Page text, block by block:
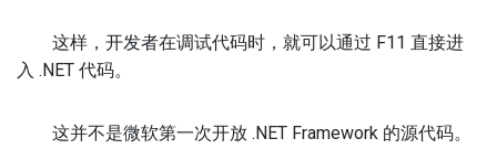
这样，开发者在调试代码时，就可以通过 F11 直接进
入 .NET 代码。
这并不是微软第一次开放 .NET Framework 的源代码。